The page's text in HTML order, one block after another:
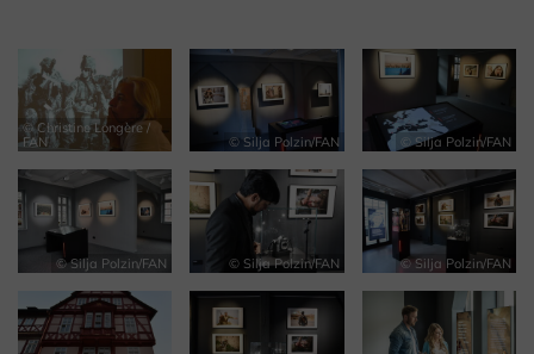
© Christine Longère /
FAN
© Silja Polzin/FAN © Silja Polzin/FAN
© Silja Polzin/FAN © Silja Polzin/FAN © Silja Polzin/FAN